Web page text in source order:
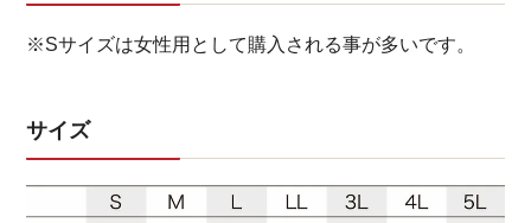
※Sサイズは女性用として購入される事が多いです。
サイズ